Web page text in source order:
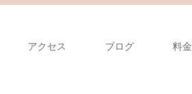
アクセス ブログ 料金